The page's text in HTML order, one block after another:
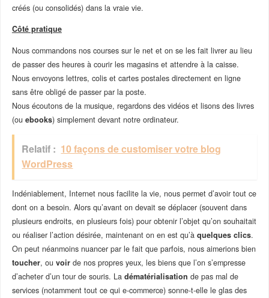
créés (ou consolidés) dans la vraie vie.
Côté pratique
Nous commandons nos courses sur le net et on se les fait livrer au lieu
de passer des heures à courir les magasins et attendre à la caisse.
Nous envoyons lettres, colis et cartes postales directement en ligne
sans être obligé de passer par la poste.
Nous écoutons de la musique, regardons des vidéos et lisons des livres
(ou ebooks) simplement devant notre ordinateur.
Relatif : 10 façons de customiser votre blog
WordPress
Indéniablement, Internet nous facilite la vie, nous permet d’avoir tout ce
dont on a besoin. Alors qu’avant on devait se déplacer (souvent dans
plusieurs endroits, en plusieurs fois) pour obtenir l’objet qu’on souhaitait
ou réaliser l’action désirée, maintenant on en est qu’à quelques clics.
On peut néanmoins nuancer par le fait que parfois, nous aimerions bien
toucher, ou voirde nos propres yeux, les biens que l’on s’empresse
d’acheter d’un tour de souris. La dématérialisation de pas mal de
services (notamment tout ce qui e-commerce) sonne-t-elle le glas des